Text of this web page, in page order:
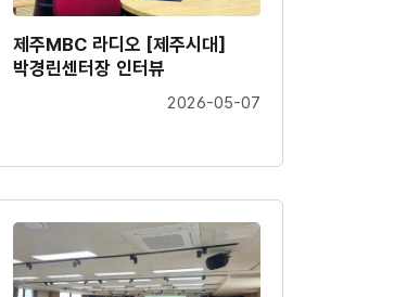
제주MBC 라디오 [제주시대]
박경린센터장 인터뷰
2026-05-07